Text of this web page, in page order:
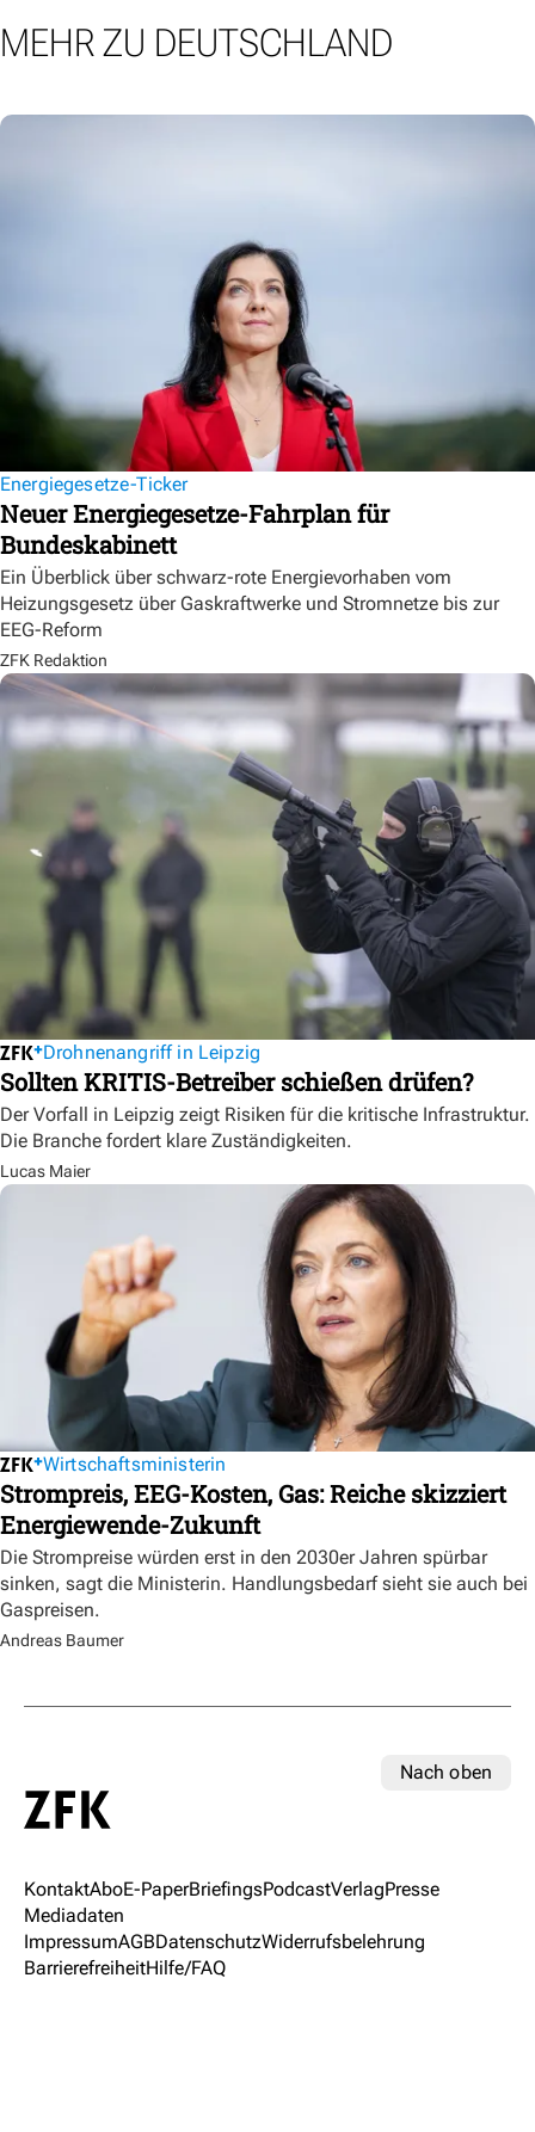
MEHR ZU DEUTSCHLAND
Energiegesetze-Ticker
Neuer Energiegesetze-Fahrplan für
Bundeskabinett
Ein Überblick über schwarz-rote Energievorhaben vom
Heizungsgesetz über Gaskraftwerke und Stromnetze bis zur
EEG-Reform
ZFK Redaktion
Drohnenangriff in Leipzig
Sollten KRITIS-Betreiber schießen drüfen?
Der Vorfall in Leipzig zeigt Risiken für die kritische Infrastruktur.
Die Branche fordert klare Zuständigkeiten.
Lucas Maier
Wirtschaftsministerin
Strompreis, EEG-Kosten, Gas: Reiche skizziert
Energiewende-Zukunft
Die Strompreise würden erst in den 2030er Jahren spürbar
sinken, sagt die Ministerin. Handlungsbedarf sieht sie auch bei
Gaspreisen.
Andreas Baumer
Nach oben
KontaktAboE-PaperBriefingsPodcastVerlagPresse
Mediadaten
ImpressumAGBDatenschutzWiderrufsbelehrung
BarrierefreiheitHilfe/FAQ